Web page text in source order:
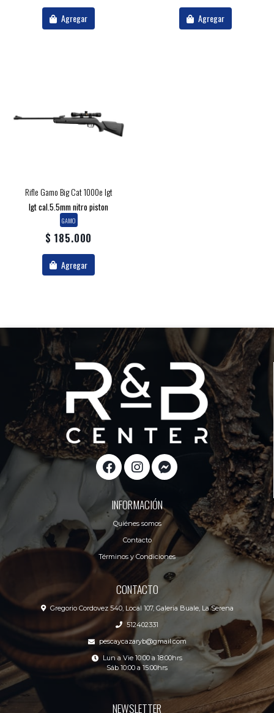
Agregar Agregar
Rifle Gamo Big Cat 1000e Igt
Igt cal.5.5mm nitro piston
GAMO
$ 185.000
Agregar
INFORMACIÓN
Quiénes somos
Contacto
Términos y Condiciones
CONTACTO
Gregorio Cordovez 540, Local 107, Galeria Buale, La Serena
512402331
pescaycazaryb@gmail.com
Lun a Vie 10:00 a 18:00hrs
Sáb 10:00 a 15:00hrs
NEWSLETTER